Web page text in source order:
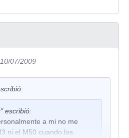
07/2009
escribió:
a mi no me
ni el M50 cuando los